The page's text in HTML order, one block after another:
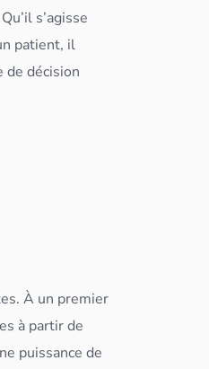
s’agisse
patient, il
de décision
À un premier
à partir de
puissance de